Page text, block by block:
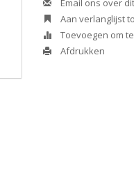
Email ons over
Aan verlanglijst
Toevoegen om
Afdrukken